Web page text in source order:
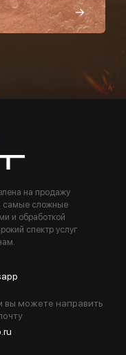
с политикой компании
на продажу
самые сложные
и обработкой
спектр услуг
можете направить